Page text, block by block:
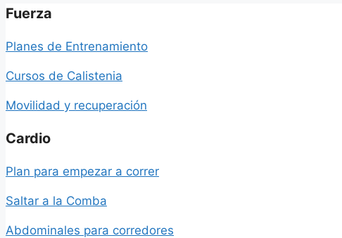
Fuerza
Planes de Entrenamiento
Cursos de Calistenia
Movilidad y recuperación
Cardio
Plan para empezar a correr
Saltar a la Comba
Abdominales para corredores